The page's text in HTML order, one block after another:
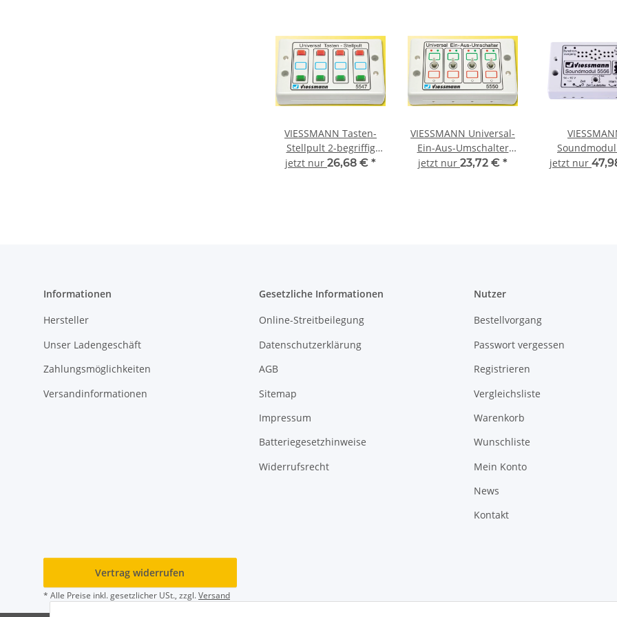
VIESSMANN Tasten-
Stellpult 2-begriffig
5547
jetzt nur 26,68 € *
VIESSMANN Universal-
Ein-Aus-Umschalter
5550
jetzt nur 23,72 € * jetzt nur
Informationen
Hersteller
Unser Ladengeschäft
Zahlungsmöglichkeiten
Versandinformationen
Gesetzliche Informationen
Online-Streitbeilegung
Datenschutzerklärung
AGB
Sitemap
Impressum
Batteriegesetzhinweise
Widerrufsrecht
Nutzer
Bestellvorgang
Passwort vergessen
Registrieren
Vergleichsliste
Warenkorb
Wunschliste
Mein Konto
News
Kontakt
Vertrag widerrufen
* Alle Preise inkl. gesetzlicher USt., zzgl.Versand